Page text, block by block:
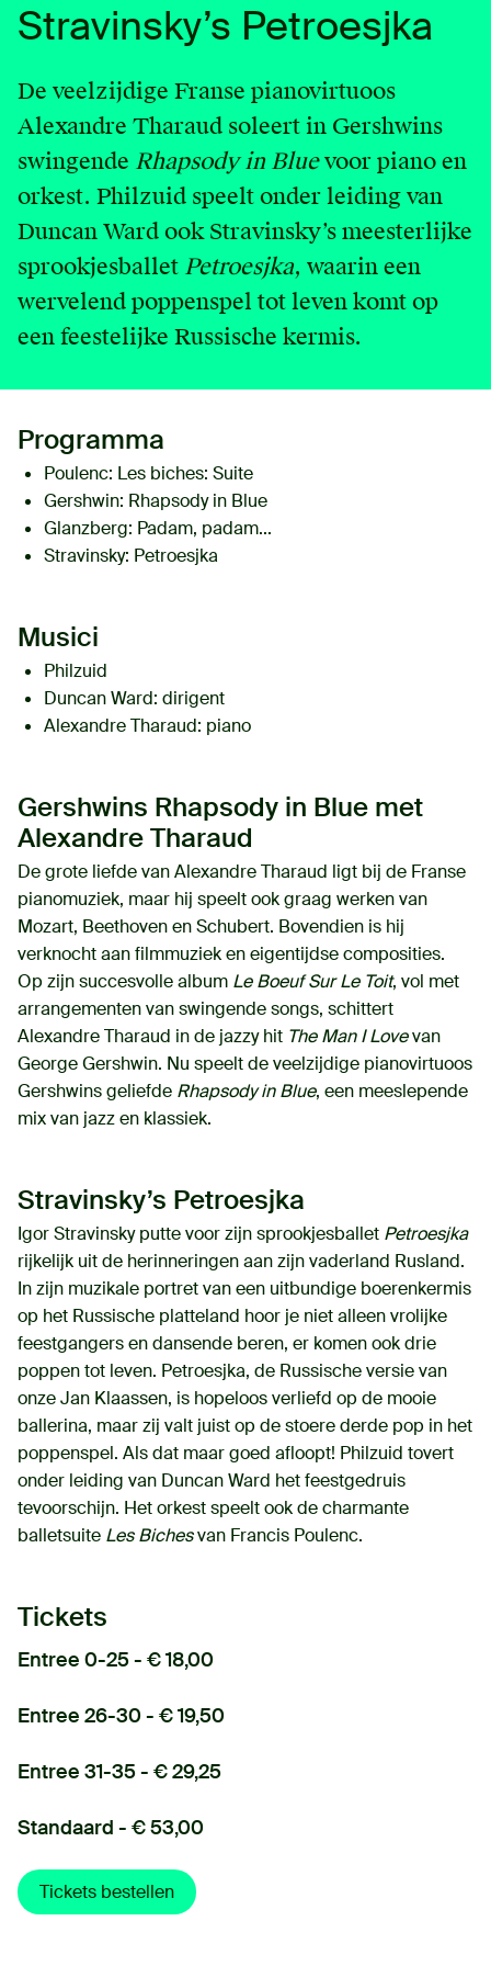
English
Contact
Login
Stravinsky’s Petroesjka
De veelzijdige Franse pianovirtuoos
Alexandre Tharaud soleert in Gershwins
swingende Rhapsody in Bluevoor piano en
orkest. Philzuid speelt onder leiding van
Duncan Ward ook Stravinsky’s meesterlijke
sprookjesballet Petroesjka, waarin een
wervelend poppenspel tot leven komt op
een feestelijke Russische kermis.
Programma
Poulenc: Les biches: Suite
Gershwin: Rhapsody in Blue
Glanzberg: Padam, padam...
Stravinsky: Petroesjka
Musici
Philzuid
Duncan Ward: dirigent
Alexandre Tharaud: piano
Gershwins Rhapsody in Blue met
Alexandre Tharaud
De grote liefde van Alexandre Tharaud ligt bij de Franse
pianomuziek, maar hij speelt ook graag werken van
Mozart, Beethoven en Schubert. Bovendien is hij
verknocht aan filmmuziek en eigentijdse composities.
Op zijn succesvolle album Le Boeuf Sur Le Toit, vol met
arrangementen van swingende songs, schittert
Alexandre Tharaud in de jazzy hit The Man I Lovevan
George Gershwin. Nu speelt de veelzijdige pianovirtuoos
Gershwins geliefde Rhapsody in Blue, een meeslepende
mix van jazz en klassiek.
Stravinsky’s Petroesjka
Igor Stravinsky putte voor zijn sprookjesballet Petroesjka
rijkelijk uit de herinneringen aan zijn vaderland Rusland.
In zijn muzikale portret van een uitbundige boerenkermis
op het Russische platteland hoor je niet alleen vrolijke
feestgangers en dansende beren, er komen ook drie
poppen tot leven. Petroesjka, de Russische versie van
onze Jan Klaassen, is hopeloos verliefd op de mooie
ballerina, maar zij valt juist op de stoere derde pop in het
poppenspel. Als dat maar goed afloopt! Philzuid tovert
onder leiding van Duncan Ward het feestgedruis
tevoorschijn. Het orkest speelt ook de charmante
balletsuite Les Bichesvan Francis Poulenc.
Tickets
Entree 0-25 - € 18,00
Entree 26-30 - € 19,50
Entree 31-35 - € 29,25
Standaard - € 53,00
Tickets bestellen